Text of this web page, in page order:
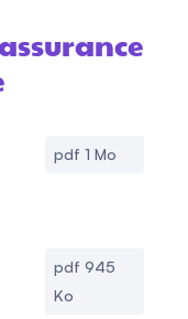
pdf 1 Mo
pdf 945
Ko